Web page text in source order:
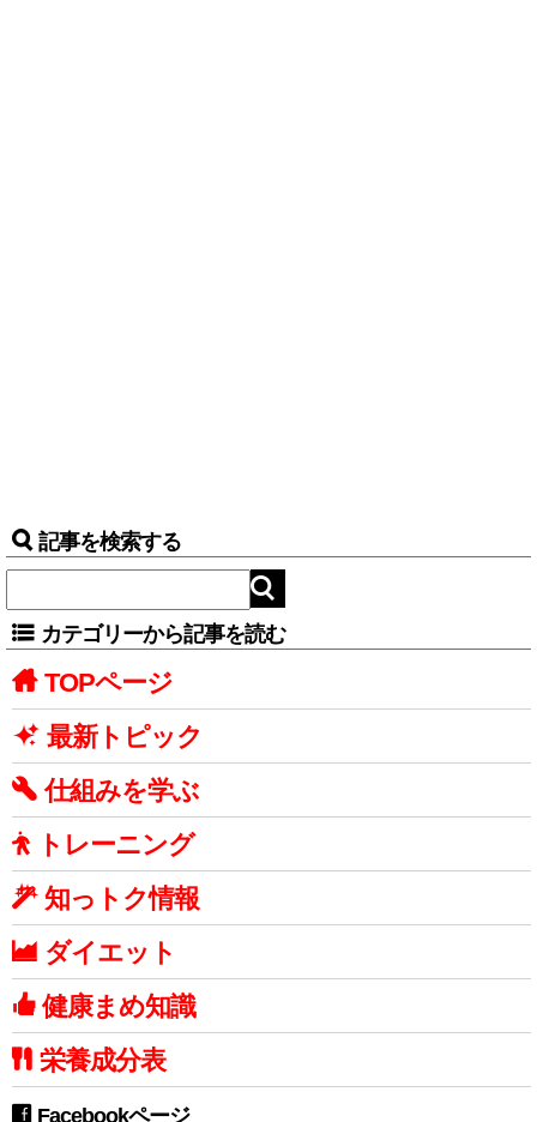
記事を検索する
カテゴリーから記事を読む
TOPページ
最新トピック
仕組みを学ぶ
トレーニング
知っトク情報
ダイエット
健康まめ知識
栄養成分表
Facebookページ